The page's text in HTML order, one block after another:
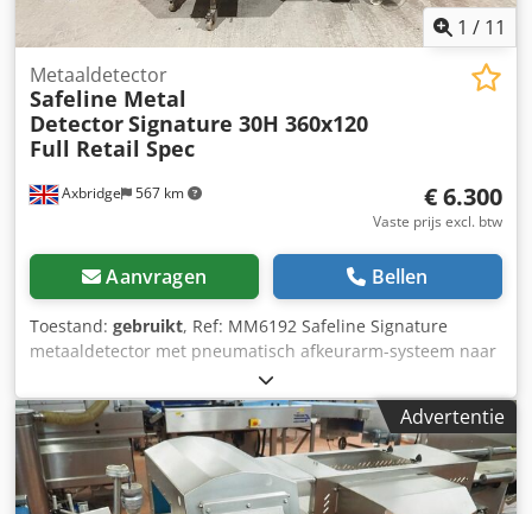
1 / 11
Axbridge 567 km
Metaaldetector
Safeline Metal
DetectorSignature 30H 360x120
Full Retail Spec
€ 6.300
Vaste prijs excl. btw
Aanvragen Bellen
Toestand: gebruikt, Ref: MM6192 Safeline Signature
metaaldetector met pneumatisch afkeurarm-systeem naar
een afsluitbare bak. Dodjx Emkyepfx Angeck Deze unit is
voorzien van een volledige retailset en voldoet aan alle
retail specificaties. Model – Signature 30H. Serienummer –
11410. Opening afmetingen – 360mm breed x 120mm
hoog. Band afmetingen – 2000mm lang x 300mm breed.
Stroomvoorziening – 100-240 V / 50-60 Hz / 1-fase.
Advertentie